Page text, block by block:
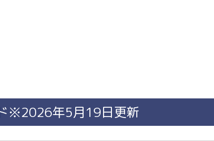
※2026年5月19日更新